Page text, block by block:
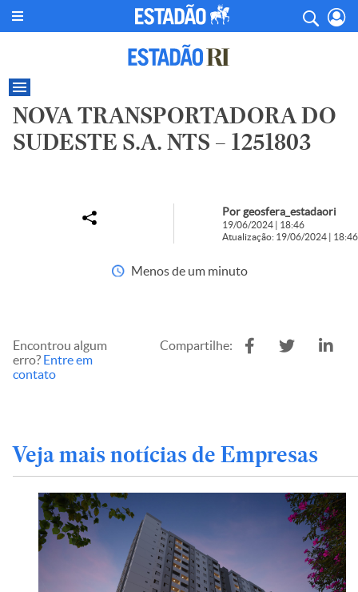
NOVA TRANSPORTADORA DO
SUDESTE S.A. NTS – 1251803
Por geosfera_estadaori
19/06/2024 | 18:46
Atualização: 19/06/2024 | 18:46
Menos de um minuto
Encontrou algum
erro? Entre em
contato
Compartilhe:
Veja mais notícias de Empresas